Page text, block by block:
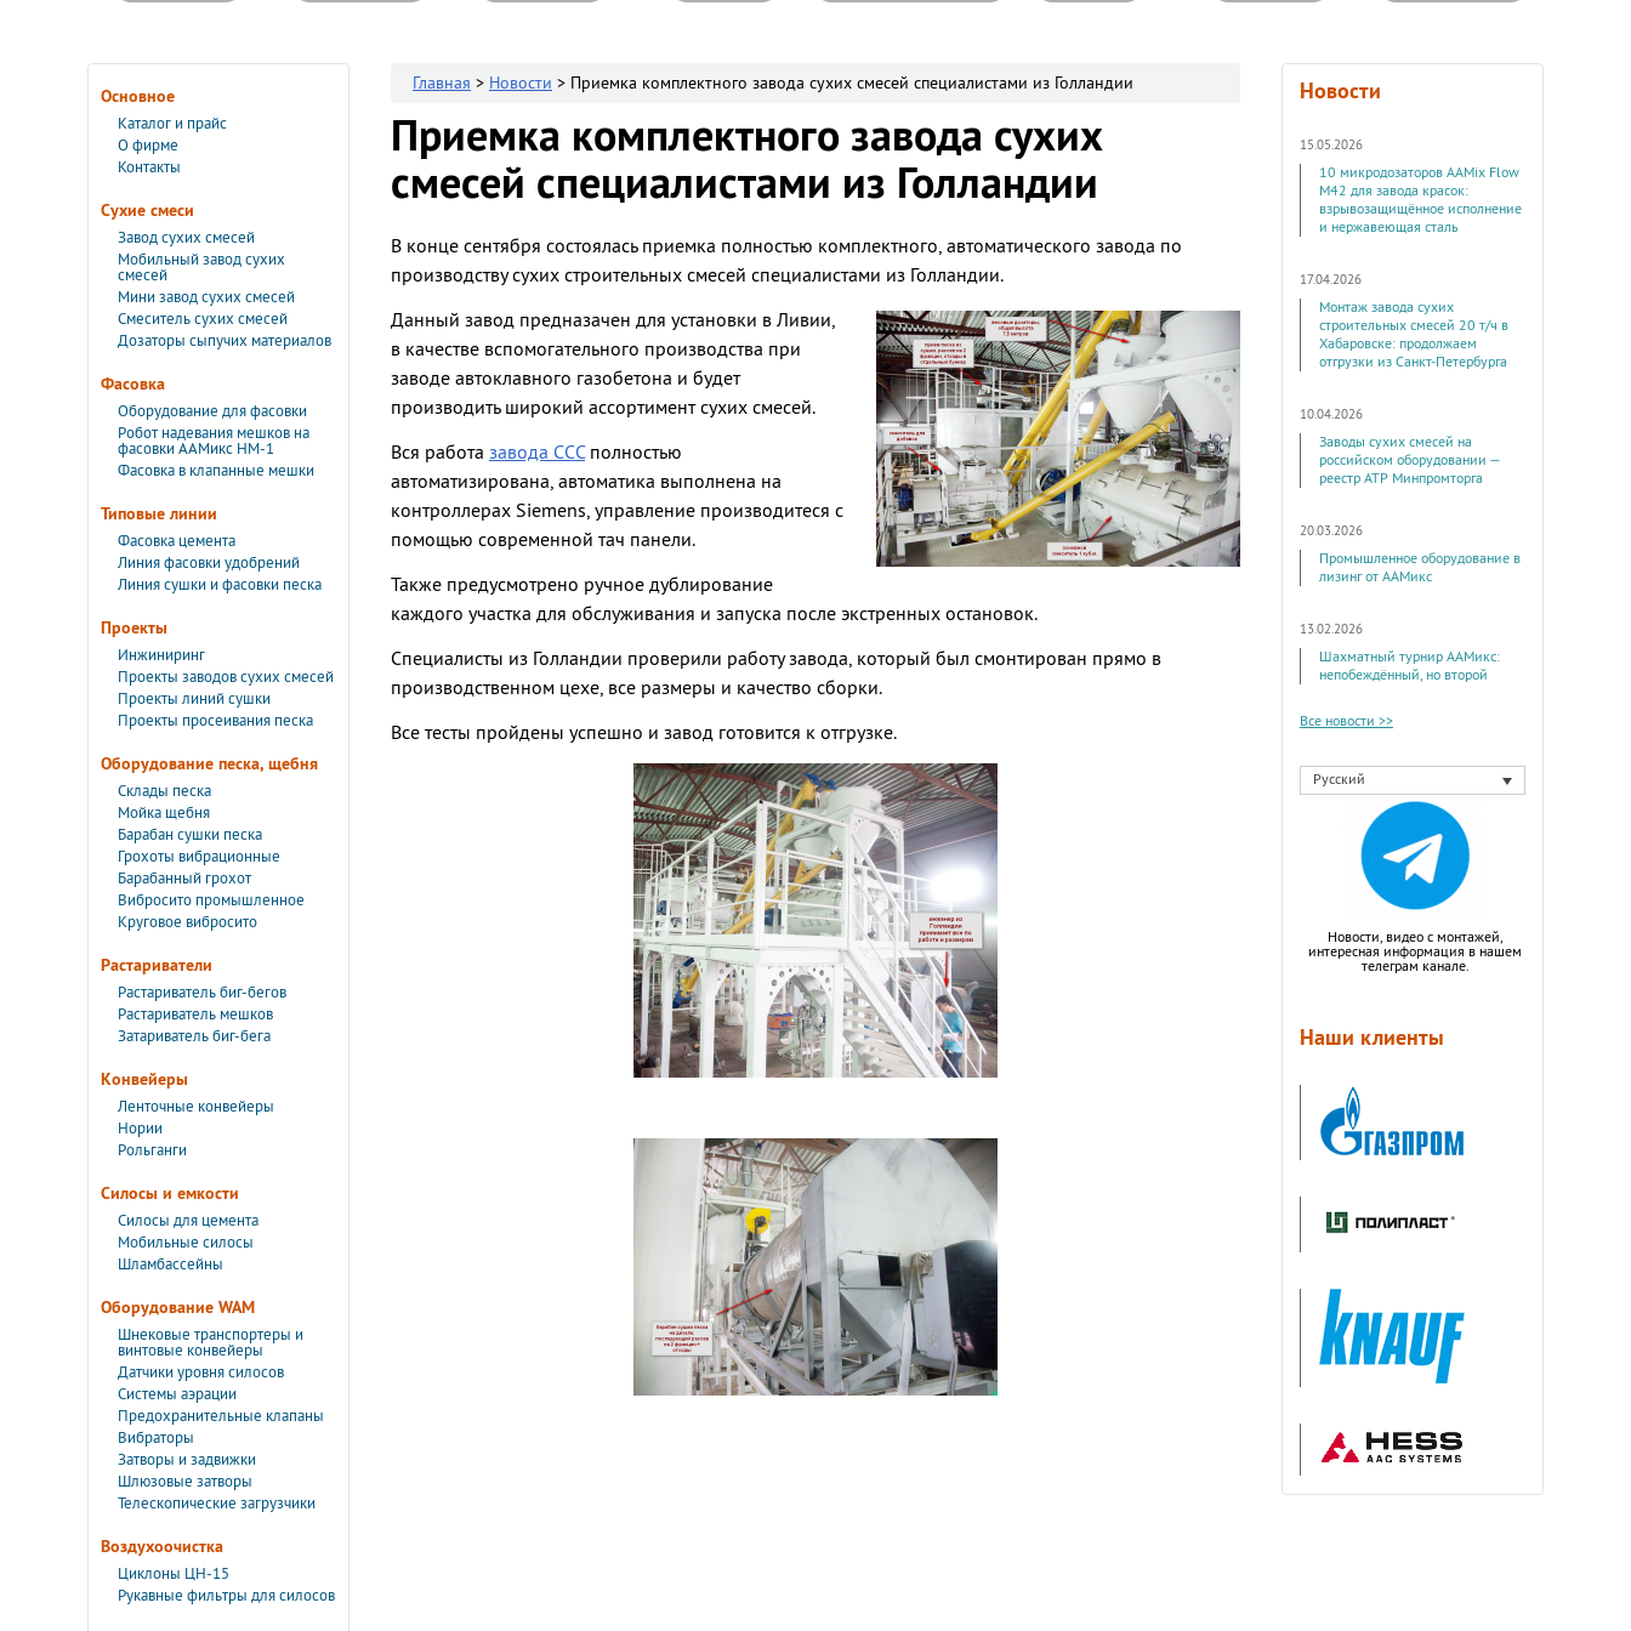
Главная > Новости > Приемка комплектного завода сухих смесей специалистами из Голландии
Приемка комплектного завода сухих
смесей специалистами из Голландии
В конце сентября состоялась приемка полностью комплектного, автоматического завода по
производству сухих строительных смесей специалистами из Голландии.
Данный завод предназачен для установки в Ливии,
в качестве вспомогательного производства при
заводе автоклавного газобетона и будет
производить широкий ассортимент сухих смесей.
Вся работа завода СССполностью
автоматизирована, автоматика выполнена на
контроллерах Siemens, управление производитеся с
помощью современной тач панели.
Также предусмотрено ручное дублирование
каждого участка для обслуживания и запуска после экстренных остановок.
Специалисты из Голландии проверили работу завода, который был смонтирован прямо в
производственном цехе, все размеры и качество сборки.
Все тесты пройдены успешно и завод готовится к отгрузке.
Основное
Каталог и прайс
О фирме
Контакты
Сухие смеси
Завод сухих смесей
Мобильный завод сухих
смесей
Мини завод сухих смесей
Смеситель сухих смесей
Дозаторы сыпучих материалов
Фасовка
Оборудование для фасовки
Робот надевания мешков на
фасовки ААМикс НМ-1
Фасовка в клапанные мешки
Типовые линии
Фасовка цемента
Линия фасовки удобрений
Линия сушки и фасовки песка
Проекты
Инжиниринг
Проекты заводов сухих смесей
Проекты линий сушки
Проекты просеивания песка
Оборудование песка, щебня
Склады песка
Мойка щебня
Барабан сушки песка
Грохоты вибрационные
Барабанный грохот
Вибросито промышленное
Круговое вибросито
Растариватели
Растариватель биг-бегов
Растариватель мешков
Затариватель биг-бега
Конвейеры
Ленточные конвейеры
Нории
Рольганги
Силосы и емкости
Силосы для цемента
Мобильные силосы
Шламбассейны
Оборудование WAM
Шнековые транспортеры и
винтовые конвейеры
Датчики уровня силосов
Системы аэрации
Предохранительные клапаны
Вибраторы
Затворы и задвижки
Шлюзовые затворы
Телескопические загрузчики
Воздухоочистка
Циклоны ЦН-15
Рукавные фильтры для силосов
Новости
15.05.2026
10 микродозаторов AAMix Flow
M42 для завода красок:
взрывозащищённое исполнение
и нержавеющая сталь
17.04.2026
Монтаж завода сухих
строительных смесей 20 т/ч в
Хабаровске: продолжаем
отгрузки из Санкт-Петербурга
10.04.2026
Заводы сухих смесей на
российском оборудовании —
реестр АТР Минпромторга
20.03.2026
Промышленное оборудование в
лизинг от ААМикс
13.02.2026
Шахматный турнир ААМикс:
непобеждённый, но второй
Все новости >>
Русский
Новости, видео с монтажей,
интересная информация в нашем
телеграм канале.
Наши клиенты